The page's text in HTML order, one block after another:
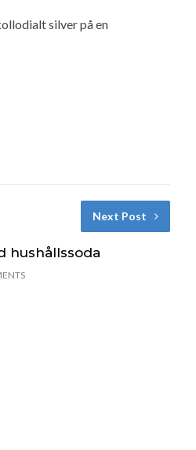
silver på en
Next Post
hushållssoda